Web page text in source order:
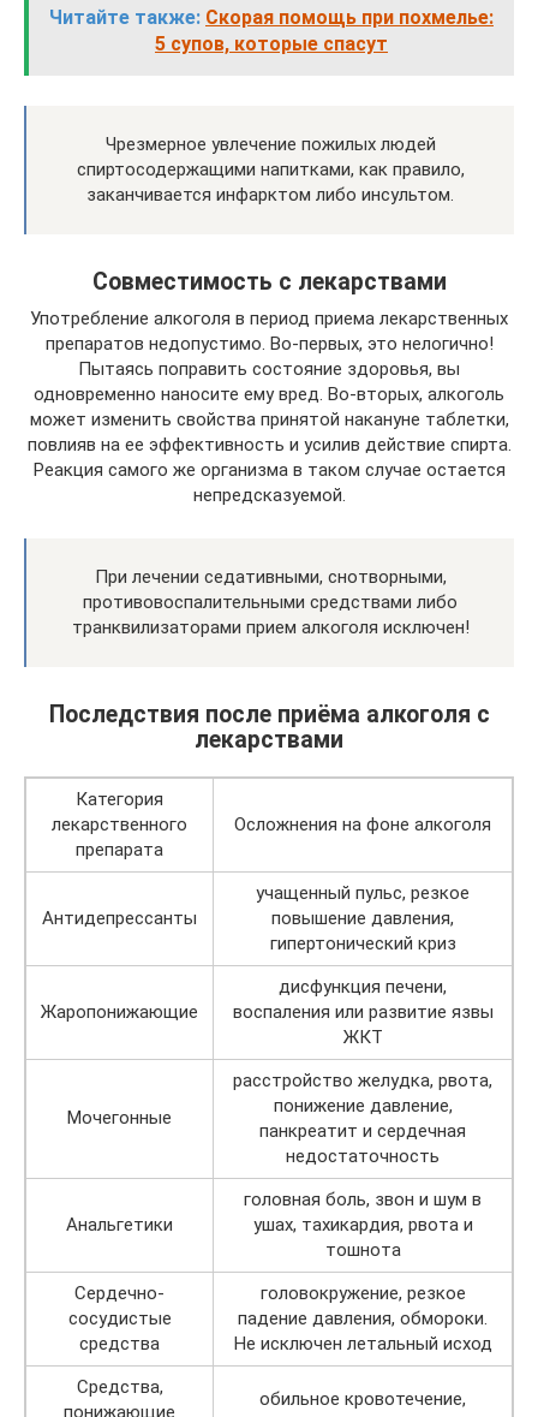
Читайте также: Скорая помощь при похмелье:
5 супов, которые спасут
Чрезмерное увлечение пожилых людей
спиртосодержащими напитками, как правило,
заканчивается инфарктом либо инсультом.
Совместимость с лекарствами
Употребление алкоголя в период приема лекарственных
препаратов недопустимо. Во-первых, это нелогично!
Пытаясь поправить состояние здоровья, вы
одновременно наносите ему вред. Во-вторых, алкоголь
может изменить свойства принятой накануне таблетки,
повлияв на ее эффективность и усилив действие спирта.
Реакция самого же организма в таком случае остается
непредсказуемой.
При лечении седативными, снотворными,
противовоспалительными средствами либо
транквилизаторами прием алкоголя исключен!
Последствия после приёма алкоголя с
лекарствами
Категория
лекарственного
препарата
Осложнения на фоне алкоголя
Антидепрессанты
учащенный пульс, резкое
повышение давления,
гипертонический криз
Жаропонижающие
дисфункция печени,
воспаления или развитие язвы
ЖКТ
Мочегонные
расстройство желудка, рвота,
понижение давление,
панкреатит и сердечная
недостаточность
Анальгетики
головная боль, звон и шум в
ушах, тахикардия, рвота и
тошнота
Сердечно-
сосудистые
средства
головокружение, резкое
падение давления, обмороки.
Не исключен летальный исход
Средства,
понижающие
обильное кровотечение,